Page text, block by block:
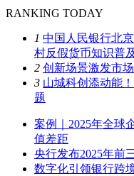
RANKING TODAY
1 中国人民银行北
村反假货币知识普
2 创新场景激发市
3 山城科创添动能
题
案例｜2025年全球
值差距
央行发布2025年前
数字化引领银行跨